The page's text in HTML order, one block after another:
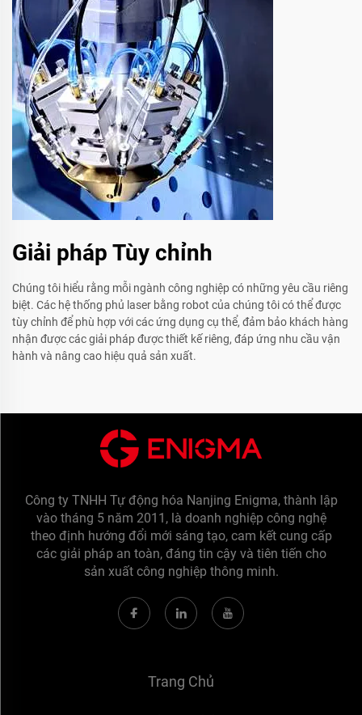
Giải pháp Tùy chỉnh
Chúng tôi hiểu rằng mỗi ngành công nghiệp có những yêu cầu riêng
biệt. Các hệ thống phủ laser bằng robot của chúng tôi có thể được
tùy chỉnh để phù hợp với các ứng dụng cụ thể, đảm bảo khách hàng
nhận được các giải pháp được thiết kế riêng, đáp ứng nhu cầu vận
hành và nâng cao hiệu quả sản xuất.
Công ty TNHH Tự động hóa Nanjing Enigma, thành lập
vào tháng 5 năm 2011, là doanh nghiệp công nghệ
theo định hướng đổi mới sáng tạo, cam kết cung cấp
các giải pháp an toàn, đáng tin cậy và tiên tiến cho
sản xuất công nghiệp thông minh.
Trang Chủ